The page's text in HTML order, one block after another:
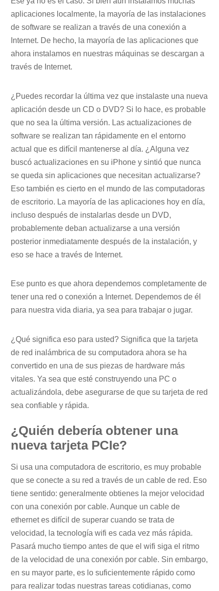
aplicaciones localmente, la mayoría de las instalaciones
de software se realizan a través de una conexión a
Internet. De hecho, la mayoría de las aplicaciones que
ahora instalamos en nuestras máquinas se descargan a
través de Internet.
¿Puedes recordar la última vez que instalaste una nueva
aplicación desde un CD o DVD? Si lo hace, es probable
que no sea la última versión. Las actualizaciones de
software se realizan tan rápidamente en el entorno
actual que es difícil mantenerse al día. ¿Alguna vez
buscó actualizaciones en su iPhone y sintió que nunca
se queda sin aplicaciones que necesitan actualizarse?
Eso también es cierto en el mundo de las computadoras
de escritorio. La mayoría de las aplicaciones hoy en día,
incluso después de instalarlas desde un DVD,
probablemente deban actualizarse a una versión
posterior inmediatamente después de la instalación, y
eso se hace a través de Internet.
Ese punto es que ahora dependemos completamente de
tener una red o conexión a Internet. Dependemos de él
para nuestra vida diaria, ya sea para trabajar o jugar.
¿Qué significa eso para usted? Significa que la tarjeta
de red inalámbrica de su computadora ahora se ha
convertido en una de sus piezas de hardware más
vitales. Ya sea que esté construyendo una PC o
actualizándola, debe asegurarse de que su tarjeta de red
sea confiable y rápida.
¿Quién debería obtener una
nueva tarjeta PCIe?
Si usa una computadora de escritorio, es muy probable
que se conecte a su red a través de un cable de red. Eso
tiene sentido: generalmente obtienes la mejor velocidad
con una conexión por cable. Aunque un cable de
ethernet es difícil de superar cuando se trata de
velocidad, la tecnología wifi es cada vez más rápida.
Pasará mucho tiempo antes de que el wifi siga el ritmo
de la velocidad de una conexión por cable. Sin embargo,
en su mayor parte, es lo suficientemente rápido como
para realizar todas nuestras tareas cotidianas, como